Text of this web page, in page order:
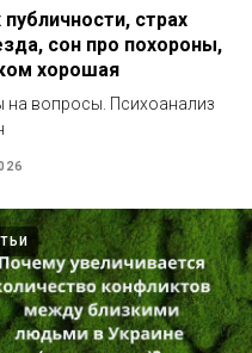
публичности, страх
сон про похороны,
хорошая
на вопросы. Психоанализ